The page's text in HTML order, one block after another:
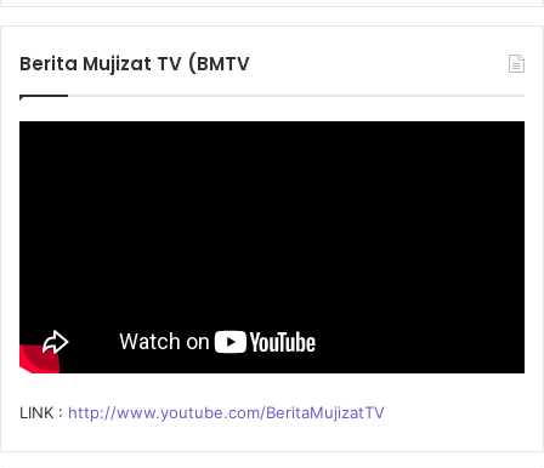
f
o
Berita Mujizat TV (BMTV
LINK : http://www.youtube.com/BeritaMujizatTV